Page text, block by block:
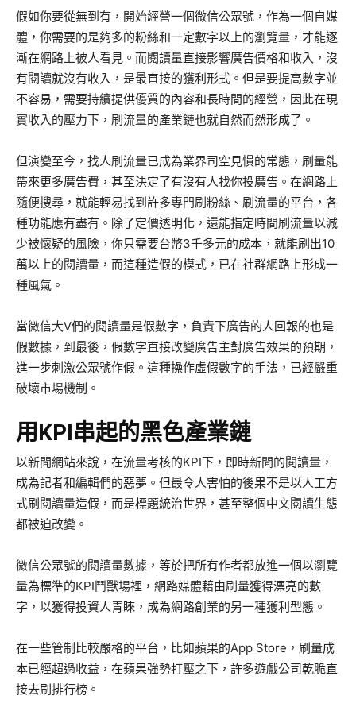
假如你要從無到有，開始經營一個微信公眾號，作為一個自媒
體，你需要的是夠多的粉絲和一定數字以上的瀏覽量，才能逐
漸在網路上被人看見。而閱讀量直接影響廣告價格和收入，沒
有閱讀就沒有收入，是最直接的獲利形式。但是要提高數字並
不容易，需要持續提供優質的內容和長時間的經營，因此在現
實收入的壓力下，刷流量的產業鏈也就自然而然形成了。
但演變至今，找人刷流量已成為業界司空見慣的常態，刷量能
帶來更多廣告費，甚至決定了有沒有人找你投廣告。在網路上
隨便搜尋，就能輕易找到許多專門刷粉絲、刷流量的平台，各
種功能應有盡有。除了定價透明化，還能指定時間刷流量以減
少被懷疑的風險，你只需要台幣3千多元的成本，就能刷出10
萬以上的閱讀量，而這種造假的模式，已在社群網路上形成一
種風氣。
當微信大V們的閱讀量是假數字，負責下廣告的人回報的也是
假數據，到最後，假數字直接改變廣告主對廣告效果的預期，
進一步刺激公眾號作假。這種操作虛假數字的手法，已經嚴重
破壞市場機制。
用KPI串起的黑色產業鏈
以新聞網站來說，在流量考核的KPI下，即時新聞的閱讀量，
成為記者和編輯們的惡夢。但最令人害怕的後果不是以人工方
式刷閱讀量造假，而是標題統治世界，甚至整個中文閱讀生態
都被迫改變。
微信公眾號的閱讀量數據，等於把所有作者都放進一個以瀏覽
量為標準的KPI鬥獸場裡，網路媒體藉由刷量獲得漂亮的數
字，以獲得投資人青睞，成為網路創業的另一種獲利型態。
在一些管制比較嚴格的平台，比如蘋果的App Store，刷量成
本已經超過收益，在蘋果強勢打壓之下，許多遊戲公司乾脆直
接去刷排行榜。